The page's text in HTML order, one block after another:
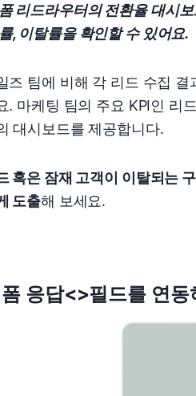
폼 리드라우터의 전환율 대시
률, 이탈률을 확인할 수 있어요.
즈 팀에 비해 각 리드 수집
. 마케팅 팀의 주요 KPI인 리
대시보드를 제공합니다.
혹은 잠재 고객이 이탈되는
도출해 보세요.
응답<>필드를 연